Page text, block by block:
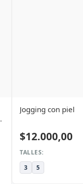
Jogging con piel
$12.000,00
TALLES:
3
5